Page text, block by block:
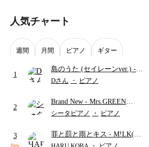
人気チャート
週間 月間 ピアノ ギター
1
島のうた (セイレーンver.) -
セイレーン(CV.鈴木みのり)
ード・ペダル付き/『映画ちい
かわ 人魚の島のひみつ』よ
Dさん ・ ピアノ
2
Brand New - Mrs.GREEN
APPLE
シータピアノ ・ ピアノ
3
New
罪と罰と雨とキス - M!LK(佐
野勇斗&吉田仁人)